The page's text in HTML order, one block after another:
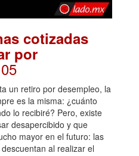
cotizadas
por
un retiro por desempleo, la
es la misma: ¿cuánto
lo recibiré? Pero, existe
desapercibido y que
mayor en el futuro: las
al realizar el